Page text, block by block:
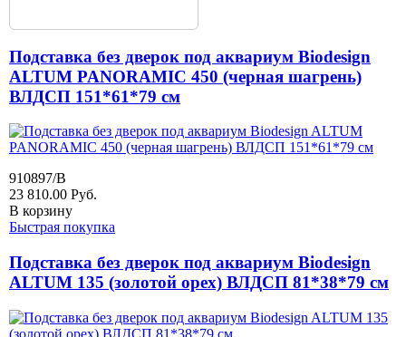
Подставка без дверок под аквариум Biodesign
ALTUM PANORAMIC 450 (черная шагрень)
ВЛДСП 151*61*79 см
910897/B
23 810.00 Руб.
В корзину
Быстрая покупка
Подставка без дверок под аквариум Biodesign
ALTUM 135 (золотой орех) ВЛДСП 81*38*79 см